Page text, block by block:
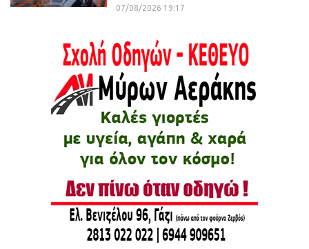
07/08/2026 19:17